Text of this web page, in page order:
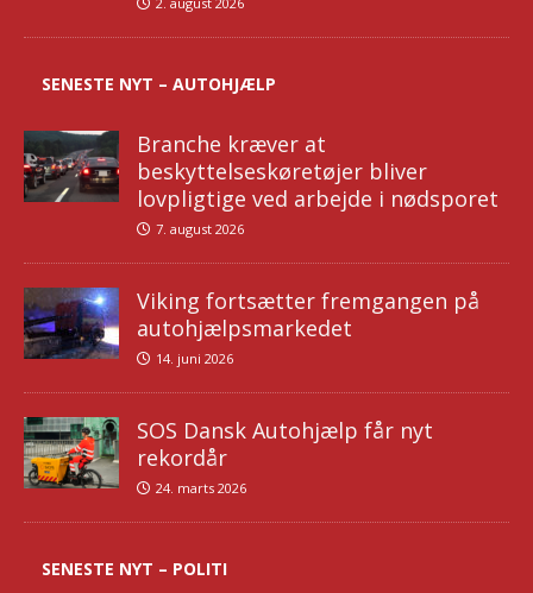
SENESTE NYT – AUTOHJÆLP
Branche kræver at
beskyttelseskøretøjer bliver
lovpligtige ved arbejde i nødsporet
7. august 2026
Viking fortsætter fremgangen på
autohjælpsmarkedet
14. juni 2026
SOS Dansk Autohjælp får nyt
rekordår
24. marts 2026
SENESTE NYT – POLITI